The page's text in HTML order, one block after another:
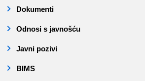
Dokumenti
Odnosi s javnošću
Javni pozivi
BIMS